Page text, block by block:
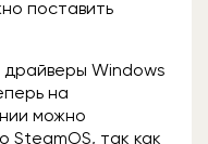
драйверы Windows
на
можно
SteamOS, так как